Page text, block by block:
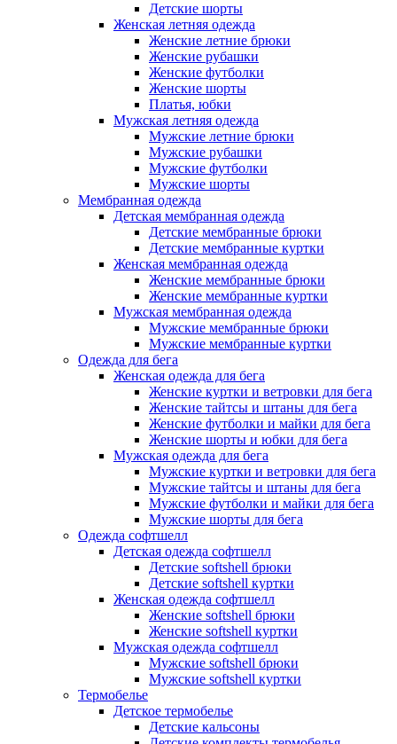
Детские шорты
Женская летняя одежда
Женские летние брюки
Женские рубашки
Женские футболки
Женские шорты
Платья, юбки
Мужская летняя одежда
Мужские летние брюки
Мужские рубашки
Мужские футболки
Мужские шорты
Мембранная одежда
Детская мембранная одежда
Детские мембранные брюки
Детские мембранные куртки
Женская мембранная одежда
Женские мембранные брюки
Женские мембранные куртки
Мужская мембранная одежда
Мужские мембранные брюки
Мужские мембранные куртки
Одежда для бега
Женская одежда для бега
Женские куртки и ветровки для бега
Женские тайтсы и штаны для бега
Женские футболки и майки для бега
Женские шорты и юбки для бега
Мужская одежда для бега
Мужские куртки и ветровки для бега
Мужские тайтсы и штаны для бега
Мужские футболки и майки для бега
Мужские шорты для бега
Одежда софтшелл
Детская одежда софтшелл
Детские softshell брюки
Детские softshell куртки
Женская одежда софтшелл
Женские softshell брюки
Женские softshell куртки
Мужская одежда софтшелл
Мужские softshell брюки
Мужские softshell куртки
Термобелье
Детское термобелье
Детские кальсоны